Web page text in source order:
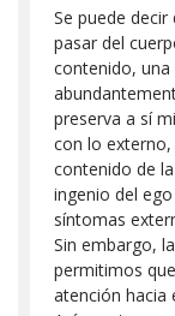
Se puede
pasar del
contenido, una
preserva a sí
con lo
contenido de
ingenio del
síntomas
Sin embargo,
permitimos
atención hacia